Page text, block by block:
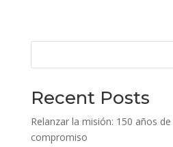
Recent Posts
Relanzar la misión: 150 años
compromiso